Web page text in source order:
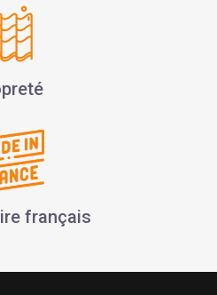
français